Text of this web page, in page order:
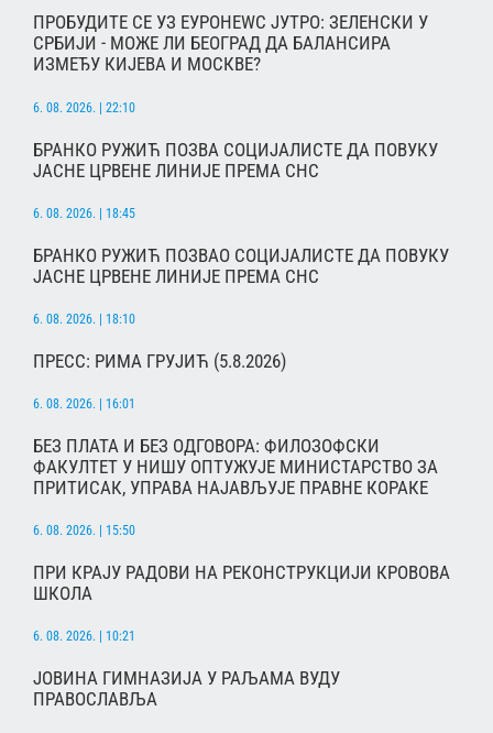
ПРОБУДИТЕ СЕ УЗ ЕУРОНЕWС ЈУТРО: ЗЕЛЕНСКИ У
СРБИЈИ - МОЖЕ ЛИ БЕОГРАД ДА БАЛАНСИРА
ИЗМЕЂУ КИЈЕВА И МОСКВЕ?
6. 08. 2026. | 22:10
БРАНКО РУЖИЋ ПОЗВА СОЦИЈАЛИСТЕ ДА ПОВУКУ
ЈАСНЕ ЦРВЕНЕ ЛИНИЈЕ ПРЕМА СНС
6. 08. 2026. | 18:45
БРАНКО РУЖИЋ ПОЗВАО СОЦИЈАЛИСТЕ ДА ПОВУКУ
ЈАСНЕ ЦРВЕНЕ ЛИНИЈЕ ПРЕМА СНС
6. 08. 2026. | 18:10
ПРЕСС: РИМА ГРУЈИЋ (5.8.2026)
6. 08. 2026. | 16:01
БЕЗ ПЛАТА И БЕЗ ОДГОВОРА: ФИЛОЗОФСКИ
ФАКУЛТЕТ У НИШУ ОПТУЖУЈЕ МИНИСТАРСТВО ЗА
ПРИТИСАК, УПРАВА НАЈАВЉУЈЕ ПРАВНЕ КОРАКЕ
6. 08. 2026. | 15:50
ПРИ КРАЈУ РАДОВИ НА РЕКОНСТРУКЦИЈИ КРОВОВА
ШКОЛА
6. 08. 2026. | 10:21
ЈОВИНА ГИМНАЗИЈА У РАЉАМА ВУДУ
ПРАВОСЛАВЉА